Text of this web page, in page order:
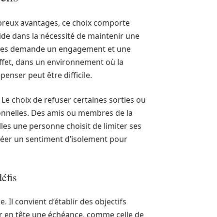
avantages, ce choix comporte
dans la nécessité de maintenir une
demande un engagement et une
dans un environnement où la
peut être difficile.
choix de refuser certaines sorties ou
Des amis ou membres de la
une personne choisit de limiter ses
un sentiment d’isolement pour
Il convient d’établir des objectifs
tête une échéance, comme celle de